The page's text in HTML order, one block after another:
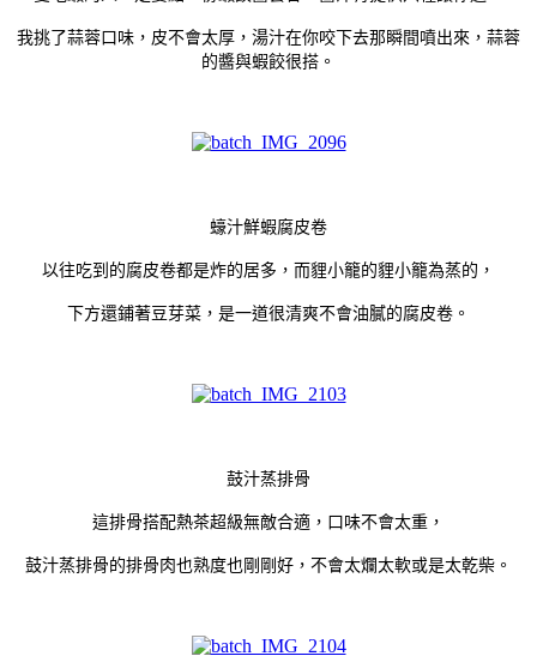
我挑了蒜蓉口味，皮不會太厚，湯汁在你咬下去那瞬間噴出來，蒜蓉
的醬與蝦餃很搭。
蠔汁鮮蝦腐皮卷
以往吃到的腐皮卷都是炸的居多，而貍小籠的貍小籠為蒸的，
下方還鋪著豆芽菜，是一道很清爽不會油膩的腐皮卷。
鼓汁蒸排骨
這排骨搭配熱茶超級無敵合適，口味不會太重，
鼓汁蒸排骨的排骨肉也熟度也剛剛好，不會太爛太軟或是太乾柴。